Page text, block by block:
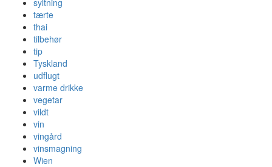
syltning
tærte
thai
tilbehør
tip
Tyskland
udflugt
varme drikke
vegetar
vildt
vin
vingård
vinsmagning
Wien